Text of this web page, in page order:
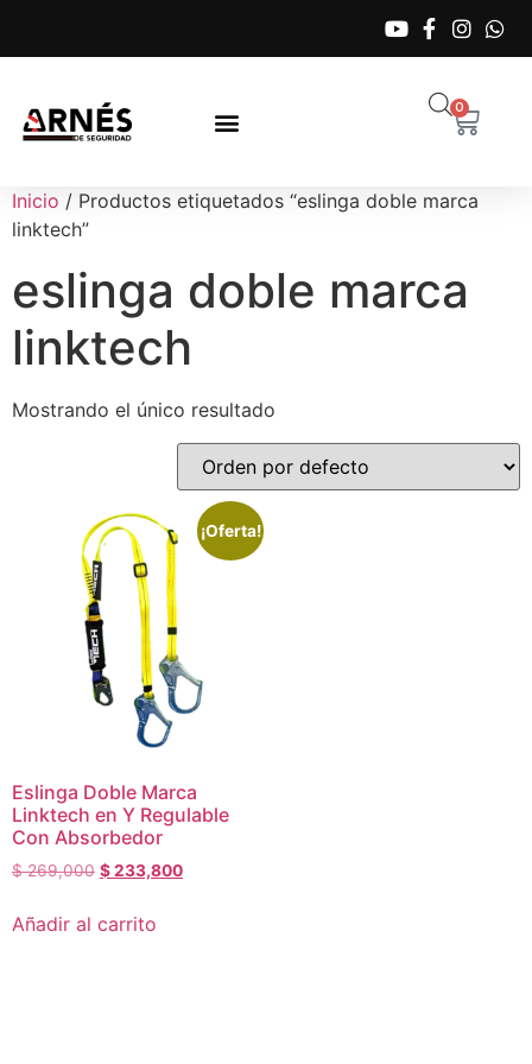
0
Inicio / Productos etiquetados “eslinga doble marca
linktech”
eslinga doble marca
linktech
Mostrando el único resultado
¡Oferta!
Eslinga Doble Marca
Linktech en Y Regulable
Con Absorbedor
$269,000 $233,800
Añadir al carrito